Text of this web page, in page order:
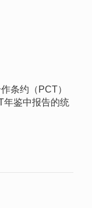
条约（PCT）
年鉴中报告的统